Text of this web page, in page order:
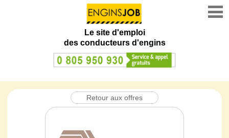
Le site d'emploi
des conducteurs d'engins
Retour aux offres